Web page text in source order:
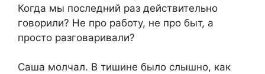
Когда мы последний раз действительно
говорили? Не про работу, не про быт, а
просто разговаривали?
Саша молчал. В тишине было слышно, как